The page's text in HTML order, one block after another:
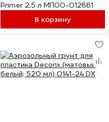
Primer 2,5 л МП00-012661
В корзину